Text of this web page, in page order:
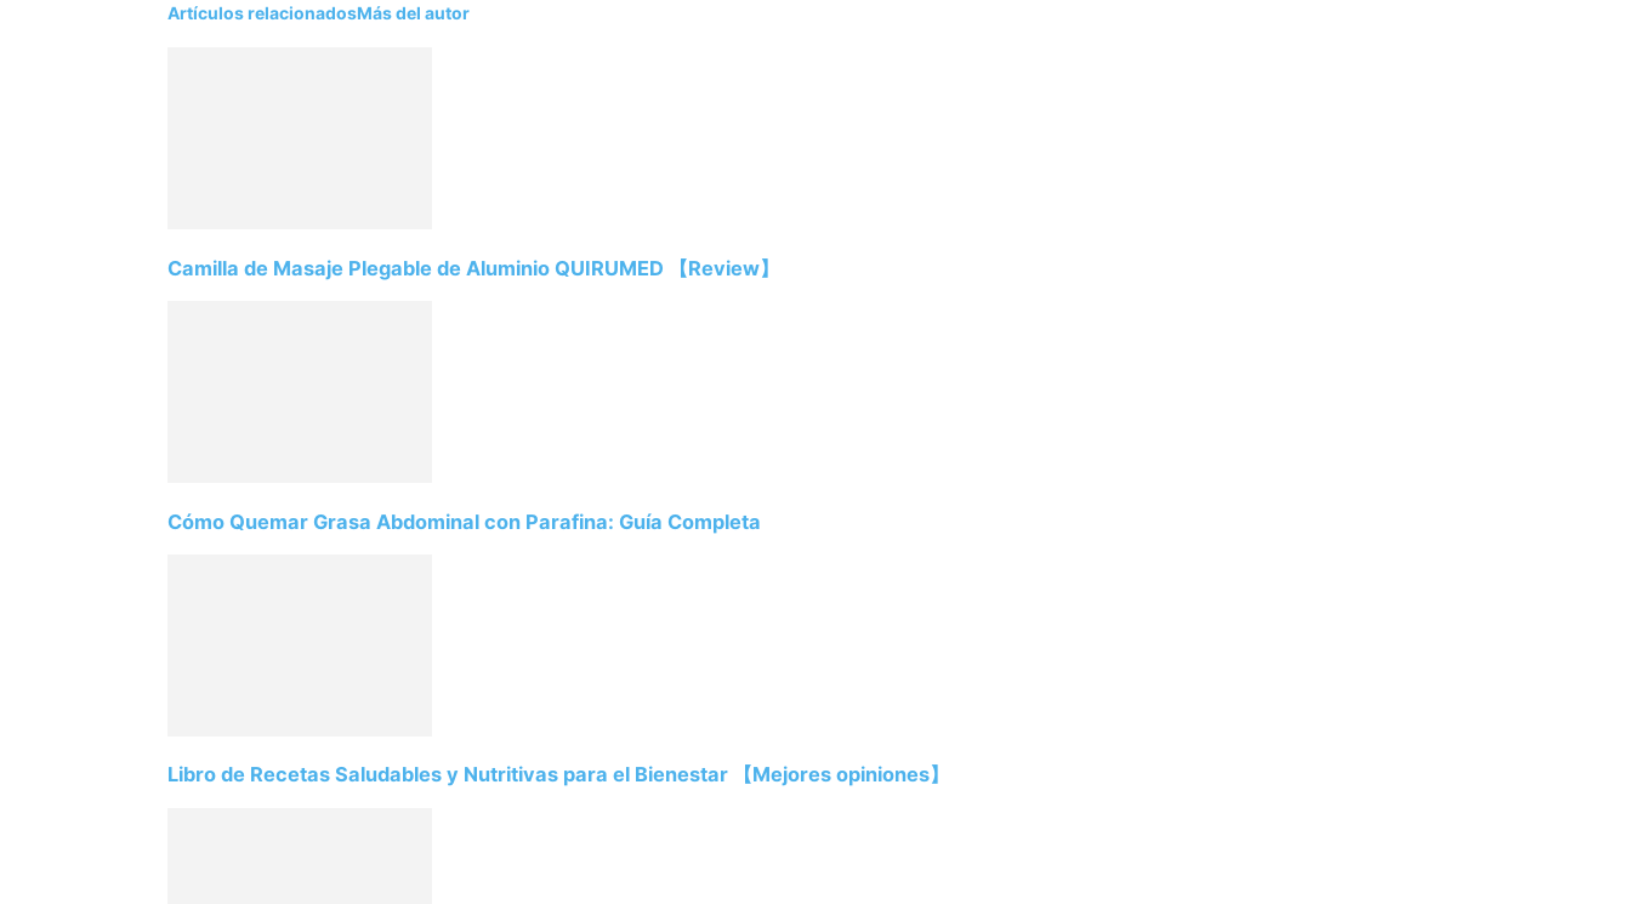
Artículos relacionadosMás del autor
Camilla de Masaje Plegable de Aluminio QUIRUMED 【Review】
Cómo Quemar Grasa Abdominal con Parafina: Guía Completa
Libro de Recetas Saludables y Nutritivas para el Bienestar 【Mejores opiniones】